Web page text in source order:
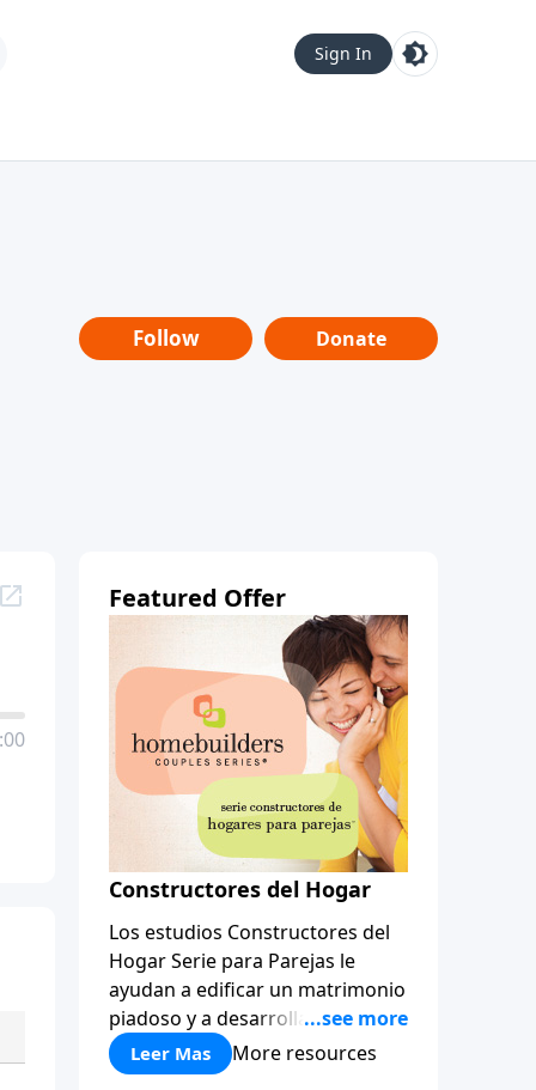
Sign In
Follow Donate
Featured Offer
Constructores del Hogar
Los estudios Constructores del
Hogar Serie para Parejas le
ayudan a edificar un matrimonio
piadoso y a desarrollar
amistades que duren para toda
la vida. ¡Únase a uno de los
Leer Mas More resources